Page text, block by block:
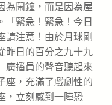
為鬧鐘，而是因為屋
「緊急！緊急！今日
請注意！由於月球剛
昨日的百分之九十九
廣播員的聲音聽起來
座，充滿了戲劇性的
，立刻感到一陣恐